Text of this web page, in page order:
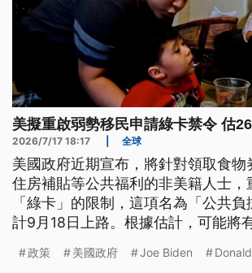
美擬重啟弱勢移民申請綠卡禁令 估
2026/7/17 18:17 全球
美國政府近期宣布，將針對領取食物
住房補貼等公共福利的非美籍人士，
「綠卡」的限制，這項名為「公共
計9月18日上路。根據估計，可能將
阻。
政策 美國政府 Joe Biden